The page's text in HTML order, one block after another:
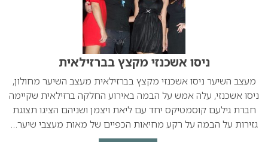
ניסו אשכנזי מקצץ בברזילאית
מעצב השיער ניסו אשכנזי מקצץ בברזילאית מעצב השיער מחולון,
ניסו אשכנזי, עלה אמש על הבמה באירוע החלקה ברזילאית שקיימה
חברת גילעם קוסמטיקס יחד עם ליאת ויצמן ושניהם הציגו תצוגת
גזירות על הבמה על רקע מחיאות הכפיים של מאות מעצבי שיער…